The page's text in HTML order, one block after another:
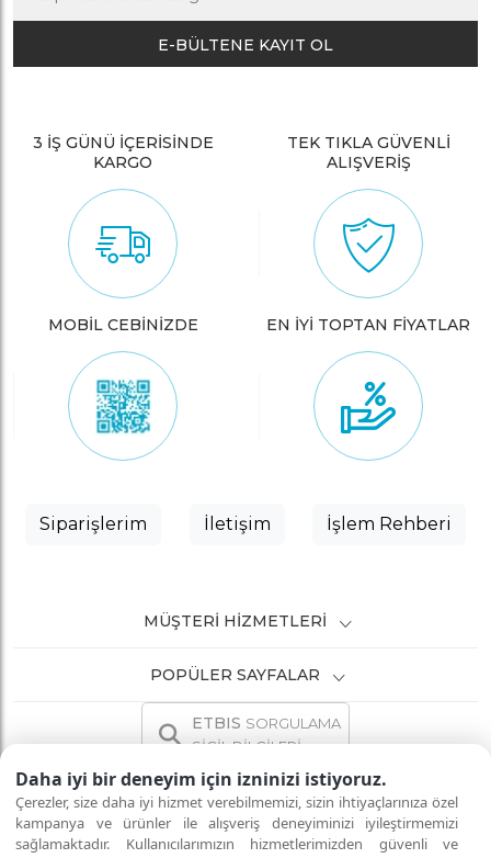
Daha iyi bir deneyim için izninizi istiyoruz.
Çerezler, size daha iyi hizmet verebilmemizi, sizin ihtiyaçlarınıza özel
kampanya ve ürünler ile alışveriş deneyiminizi iyileştirmemizi
sağlamaktadır. Kullanıcılarımızın hizmetlerimizden güvenli ve
E-BÜLTENE KAYIT OL
3 İŞ GÜNÜ İÇERİSİNDE
KARGO
TEK TIKLA GÜVENLİ
ALIŞVERİŞ
MOBİL CEBİNİZDE EN İYİ TOPTAN FİYATLAR
Siparişlerim İletişim İşlem Rehberi
MÜŞTERI HIZMETLERI
POPÜLER SAYFALAR
ETBIS SORGULAMA
SİCİL BİLGİLERİ
İNTERNETTE GÜVENLİ ALIŞVERİŞ